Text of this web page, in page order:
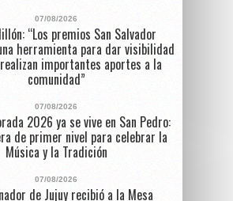
07/08/2026
“Los premios San Salvador
herramienta para dar visibilidad
importantes aportes a la
comunidad”
07/08/2026
2026 ya se vive en San Pedro:
de primer nivel para celebrar la
Música y la Tradición
07/08/2026
de Jujuy recibió a la Mesa